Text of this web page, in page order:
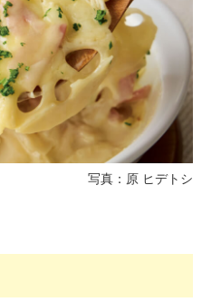
写真：原 ヒデトシ